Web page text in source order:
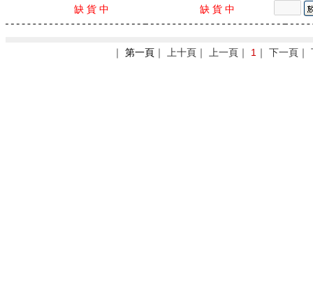
缺 貨 中 缺 貨 中
｜ 第一頁 ｜ 上十頁｜ 上一頁｜ 1 ｜ 下一頁